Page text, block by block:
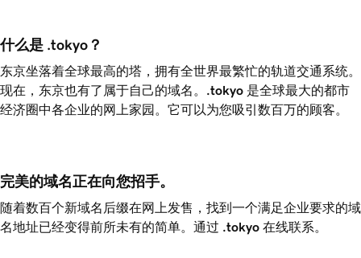
什么是 .tokyo？
东京坐落着全球最高的塔，拥有全世界最繁忙的轨道交通系统。
现在，东京也有了属于自己的域名。
.tokyo 是全球最大的都市
经济圈中各企业的网上家园。它可以为您吸引数百万的顾客。
完美的域名正在向您招手。
随着数百个新域名后缀在网上发售，找到一个满足企业要求的域
名地址已经变得前所未有的简单。通过 .tokyo 在线联系。